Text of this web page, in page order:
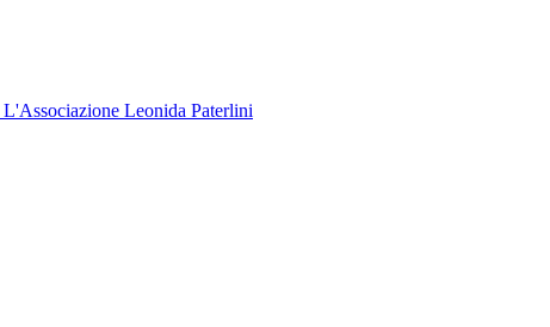
L'Associazione Leonida Paterlini